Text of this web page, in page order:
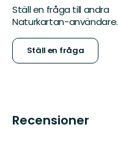
Ställ en fråga till andra
Naturkartan-användare.
Ställ en fråga
Recensioner